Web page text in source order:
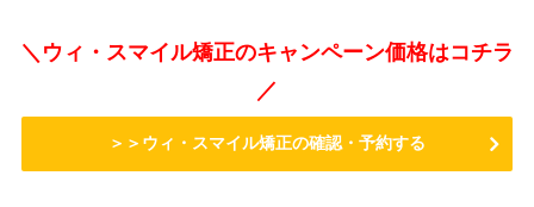
＼ウィ・スマイル矯正のキャンペーン価格はコチラ
／
＞＞ウィ・スマイル矯正の確認・予約する